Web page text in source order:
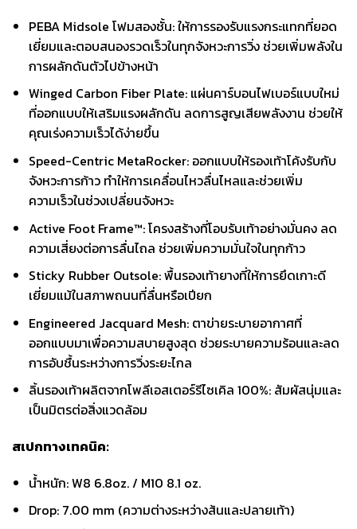
PEBA Midsole โฟมสองชั้น: ให้การรองรับแรงกระแทกที่ยอด
เยี่ยมและตอบสนองรวดเร็วในทุกจังหวะการวิ่ง ช่วยเพิ่มพลังใน
การผลักดันตัวไปข้างหน้า
Winged Carbon Fiber Plate: แผ่นคาร์บอนไฟเบอร์แบบใหม่
ที่ออกแบบให้เสริมแรงผลักดัน ลดการสูญเสียพลังงาน ช่วยให้
คุณเร่งความเร็วได้ง่ายขึ้น
Speed-Centric MetaRocker: ออกแบบให้รองเท้าโค้งรับกับ
จังหวะการก้าว ทำให้การเคลื่อนไหวลื่นไหลและช่วยเพิ่ม
ความเร็วในช่วงเปลี่ยนจังหวะ
Active Foot Frame™: โครงสร้างที่โอบรับเท้าอย่างมั่นคง ลด
ความเสี่ยงต่อการลื่นไถล ช่วยเพิ่มความมั่นใจในทุกก้าว
Sticky Rubber Outsole: พื้นรองเท้ายางที่ให้การยึดเกาะดี
เยี่ยมแม้ในสภาพถนนที่ลื่นหรือเปียก
Engineered Jacquard Mesh: ตาข่ายระบายอากาศที่
ออกแบบมาเพื่อความสบายสูงสุด ช่วยระบายความร้อนและลด
การอับชื้นระหว่างการวิ่งระยะไกล
ลิ้นรองเท้าผลิตจากโพลีเอสเตอร์รีไซเคิล 100%: สัมผัสนุ่มและ
เป็นมิตรต่อสิ่งแวดล้อม
สเปกทางเทคนิค:
น้ำหนัก: W8 6.8oz. / M10 8.1 oz.
Drop: 7.00 mm (ความต่างระหว่างส้นและปลายเท้า)